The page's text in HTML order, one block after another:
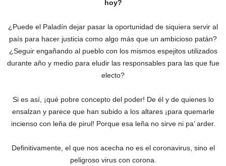
hoy?
¿Puede el Paladín dejar pasar la oportunidad de siquiera servir al
país para hacer justicia como algo más que un ambicioso patán?
‎¿Seguir engañando al pueblo con los mismos espejitos utilizados
durante año y medio para eludir las responsables para las que fue
electo?
Si es así, ¡qué pobre concepto del poder! De él y de quienes lo
ensalzan y parece que han subido a los altares ¡para quemarle
incienso con leña de pirul! Porque esa leña no sirve ni pa’ arder.
Definitivamente, el que nos acecha no es el coronavirus, sino el
peligroso virus con corona.